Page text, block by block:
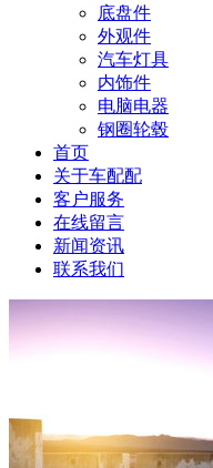
底盘件
外观件
汽车灯具
内饰件
电脑电器
钢圈轮毂
首页
关于车配配
客户服务
在线留言
新闻资讯
联系我们